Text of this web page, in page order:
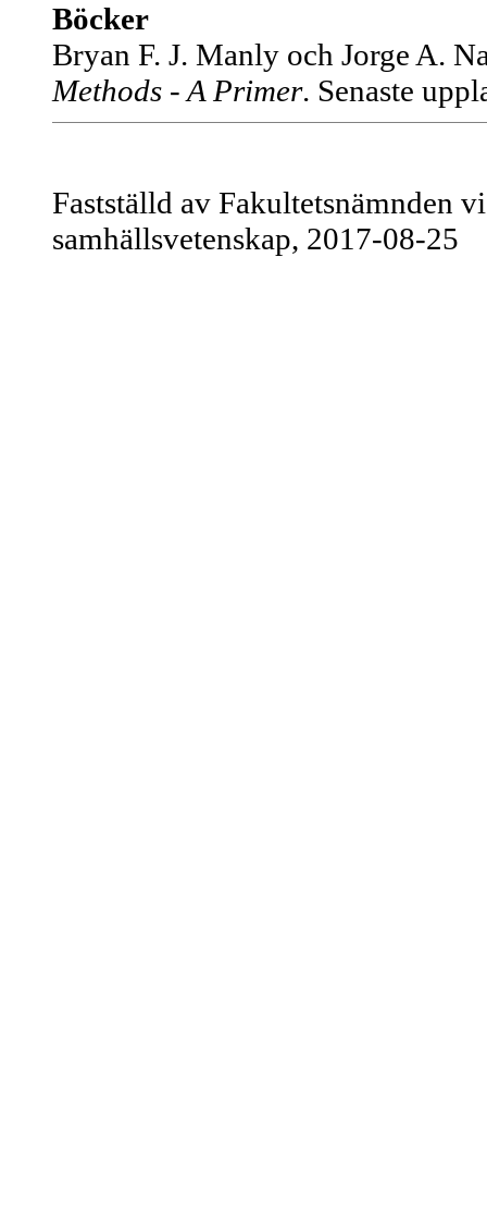
Böcker
Bryan F. J. Manly och Jorge A.
Methods - A Primer. Senaste
Fastställd av Fakultetsnämnden
samhällsvetenskap, 2017-08-25